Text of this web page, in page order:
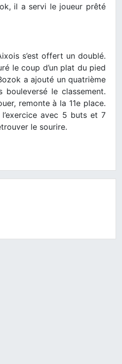
il a servi le joueur prêté
s’est offert un doublé.
le coup d’un plat du pied
a ajouté un quatrième
le classement.
remonte à la 11e place.
avec 5 buts et 7
le sourire.